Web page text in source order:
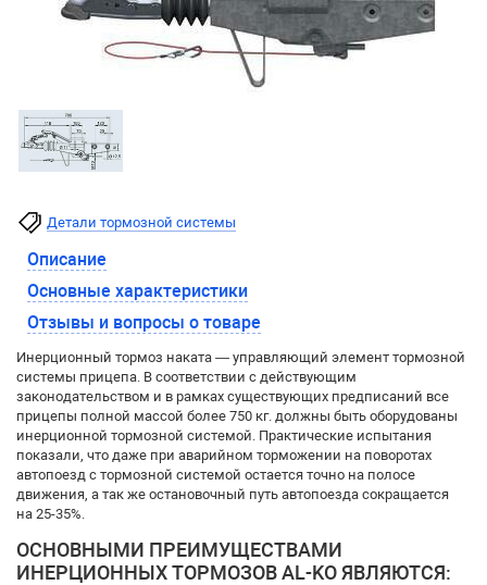
Детали тормозной системы
Описание
Основные характеристики
Отзывы и вопросы о товаре
Инерционный тормоз наката — управляющий элемент тормозной
системы прицепа. В соответствии с действующим
законодательством и в рамках существующих предписаний все
прицепы полной массой более 750 кг. должны быть оборудованы
инерционной тормозной системой. Практические испытания
показали, что даже при аварийном торможении на поворотах
автопоезд с тормозной системой остается точно на полосе
движения, а так же остановочный путь автопоезда сокращается
на 25-35%.
ОСНОВНЫМИ ПРЕИМУЩЕСТВАМИ
ИНЕРЦИОННЫХ ТОРМОЗОВ AL-KO ЯВЛЯЮТСЯ: